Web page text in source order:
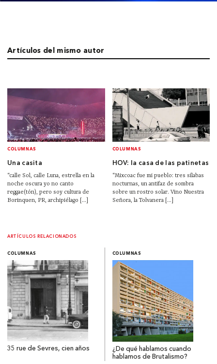
Artículos del mismo autor
COLUMNAS
Una casita
“calle Sol, calle Luna, estrella en la
noche oscura yo no canto
reggae(tón), pero soy cultura de
Borinquen, PR, archipiélago [...]
COLUMNAS
HOV: la casa de las patinetas
“Mixcoac fue mi pueblo: tres sílabas
nocturnas, un antifaz de sombra
sobre un rostro solar. Vino Nuestra
Señora, la Tolvanera [...]
ARTÍCULOS RELACIONADOS
COLUMNAS
35 rue de Sevres, cien años
COLUMNAS
¿De qué hablamos cuando
hablamos de Brutalismo?